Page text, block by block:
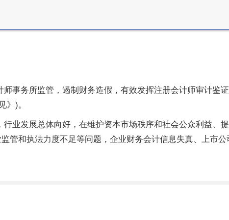
事务所监管，遏制财务造假，有效发挥注册会计师审计鉴
》)。
业发展总体向好，在维护资本市场秩序和社会公众利益、
管和执法力度不足等问题，企业财务会计信息失真、上市公